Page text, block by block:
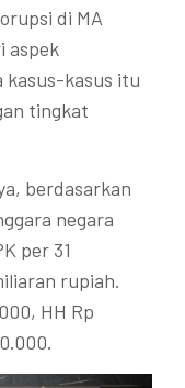
di MA
aspek
kasus-kasus itu
tingkat
berdasarkan
negara
per 31
rupiah.
HH Rp